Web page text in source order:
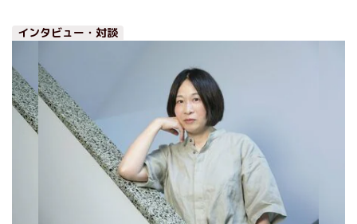
インタビュー・対談